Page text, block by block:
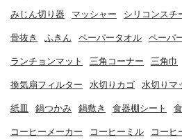
みじん切り器 マッシャー シリコンスチ
骨抜き ふきん ペーパータオル ペーパ
ランチョンマット 三角コーナー 三角巾
換気扇フィルター 水切りカゴ 水切りマ
紙皿 鍋つかみ 鍋敷き 食器棚シート
コーヒーメーカー コーヒーミル コーヒ